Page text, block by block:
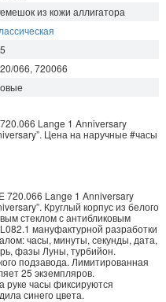
из кожи аллигатора
066, 720066
720.066 Lange 1 Anniversary
Цена на наручные #часы
720.066 Lange 1 Anniversary
Круглый корпус из белого
стеклом с антибликовым
мануфактурной разработки
часы, минуты, секунды, дата,
фазы Луны, турбийон.
подзавода. Лимитированная
25 экземпляров.
руке часы фиксируются
синего цвета.